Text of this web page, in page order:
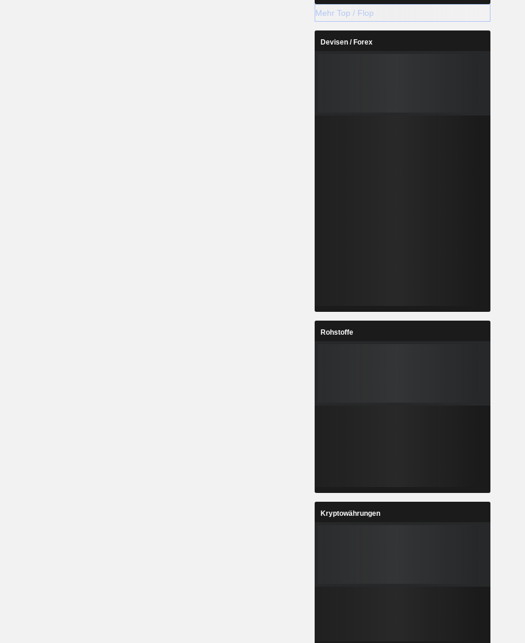
Mehr Top / Flop
Devisen / Forex
Rohstoffe
Kryptowährungen